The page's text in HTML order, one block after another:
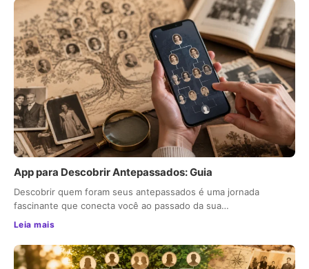
App para Descobrir Antepassados: Guia
Descobrir quem foram seus antepassados é uma jornada
fascinante que conecta você ao passado da sua…
Leia mais